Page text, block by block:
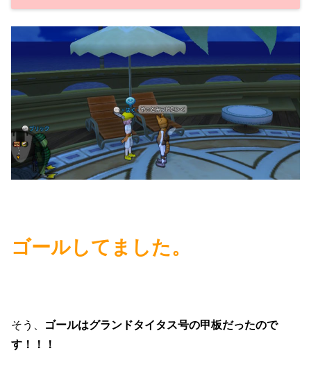
ゴールしてました。
そう、
ゴールはグランドタイタス号の甲板だったので
す！！！